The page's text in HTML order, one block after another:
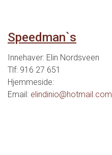
Speedman`s
Innehaver: Elin Nordsveen
Tlf: 916 27 651
Hjemmeside:
Email: elindinio@hotmail.com